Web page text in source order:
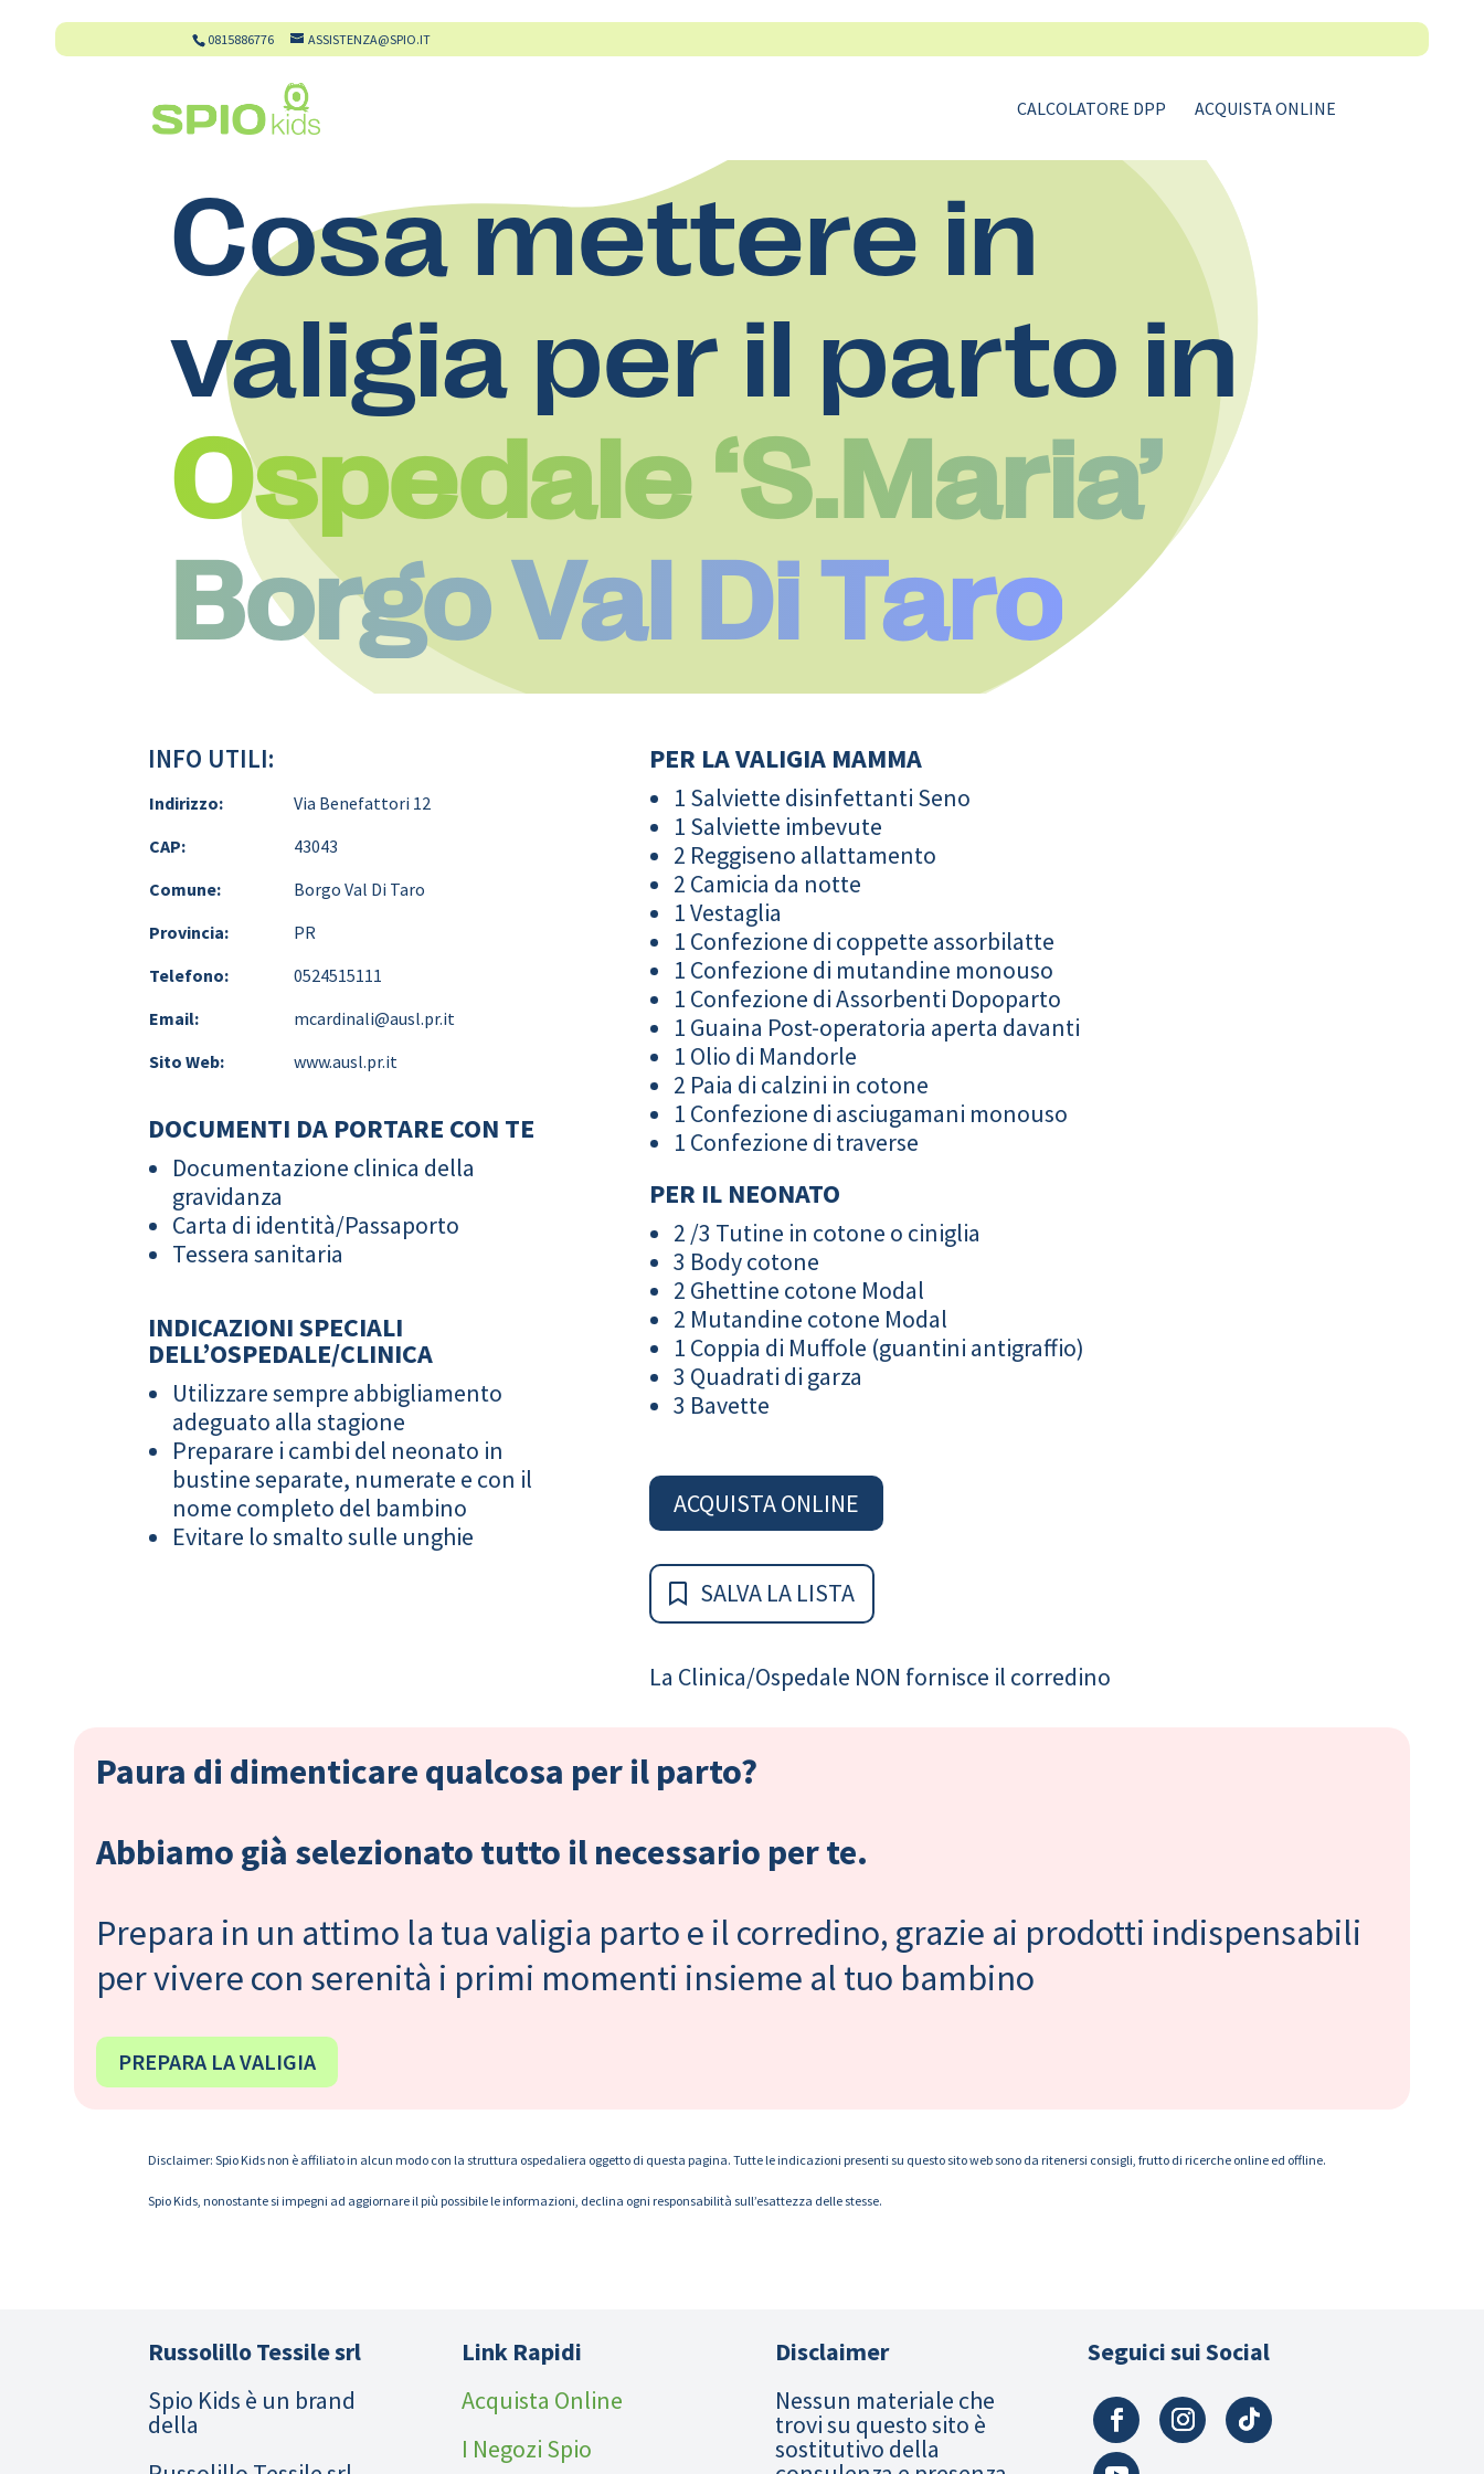
0815886776 ASSISTENZA@SPIO.IT
CALCOLATORE DPP ACQUISTA ONLINE
Cosa mettere in
valigia per il parto in
Ospedale ‘S.Maria’
Borgo Val Di Taro
INFO UTILI:
Indirizzo:
Via Benefattori 12
CAP:
43043
Comune:
Borgo Val Di Taro
Provincia:
PR
Telefono:
0524515111
Email:
mcardinali@ausl.pr.it
Sito Web:
www.ausl.pr.it
DOCUMENTI DA PORTARE CON TE
Documentazione clinica della
gravidanza
Carta di identità/Passaporto
Tessera sanitaria
INDICAZIONI SPECIALI
DELL’OSPEDALE/CLINICA
Utilizzare sempre abbigliamento
adeguato alla stagione
Preparare i cambi del neonato in
bustine separate, numerate e con il
nome completo del bambino
Evitare lo smalto sulle unghie
PER LA VALIGIA MAMMA
1 Salviette disinfettanti Seno
1 Salviette imbevute
2 Reggiseno allattamento
2 Camicia da notte
1 Vestaglia
1 Confezione di coppette assorbilatte
1 Confezione di mutandine monouso
1 Confezione di Assorbenti Dopoparto
1 Guaina Post-operatoria aperta davanti
1 Olio di Mandorle
2 Paia di calzini in cotone
1 Confezione di asciugamani monouso
1 Confezione di traverse
PER IL NEONATO
2 /3 Tutine in cotone o ciniglia
3 Body cotone
2 Ghettine cotone Modal
2 Mutandine cotone Modal
1 Coppia di Muffole (guantini antigraffio)
3 Quadrati di garza
3 Bavette
ACQUISTA ONLINE
SALVA LA LISTA
La Clinica/Ospedale NON fornisce il corredino
Paura di dimenticare qualcosa per il parto?
Abbiamo già selezionato tutto il necessario per te.
Prepara in un attimo la tua valigia parto e il corredino, grazie ai prodotti indispensabili
per vivere con serenità i primi momenti insieme al tuo bambino
PREPARA LA VALIGIA
Disclaimer: Spio Kids non è affiliato in alcun modo con la struttura ospedaliera oggetto di questa pagina. Tutte le indicazioni presenti su questo sito web sono da ritenersi consigli, frutto di ricerche online ed offline.
Spio Kids, nonostante si impegni ad aggiornare il più possibile le informazioni, declina ogni responsabilità sull’esattezza delle stesse.
Russolillo Tessile srl
Spio Kids è un brand
della
Link Rapidi
Acquista Online
I Negozi Spio
Disclaimer
Nessun materiale che
trovi su questo sito è
sostitutivo della
Seguici sui Social